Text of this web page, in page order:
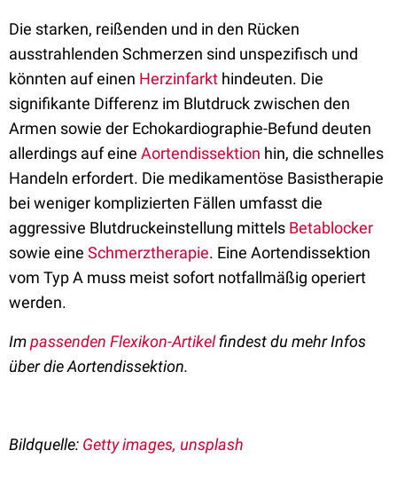
Die starken, reißenden und in den Rücken
ausstrahlenden Schmerzen sind unspezifisch und
könnten auf einen Herzinfarkt hindeuten. Die
signifikante Differenz im Blutdruck zwischen den
Armen sowie der Echokardiographie-Befund deuten
allerdings auf eine Aortendissektion hin, die schnelles
Handeln erfordert. Die medikamentöse Basistherapie
bei weniger komplizierten Fällen umfasst die
aggressive Blutdruckeinstellung mittels Betablocker
sowie eine Schmerztherapie. Eine Aortendissektion
vom Typ A muss meist sofort notfallmäßig operiert
werden.
Impassenden Flexikon-Artikelfindest du mehr Infos
über die Aortendissektion.
Bildquelle: Getty images, unsplash